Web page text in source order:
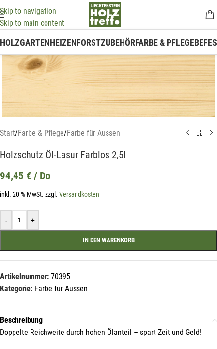
Skip to navigation
Skip to main content
HOLZGARTENHEIZENFORSTZUBEHÖRFARBE & PFLEGE
Start/Farbe & Pflege/Farbe für Aussen
Holzschutz Öl-Lasur Farblos 2,5l
94,45 € / Do
inkl. 20 % MwSt. zzgl. Versandkosten
- +
IN DEN WARENKORB
Artikelnummer: 70395
Kategorie: Farbe für Aussen
Beschreibung
Doppelte Reichweite durch hohen Ölanteil – spart Zeit und Geld!